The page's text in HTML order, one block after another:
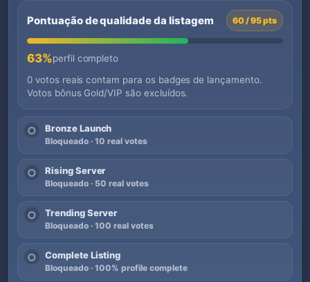
Pontuação de qualidade da listagem 60 / 95 pts
63%perfil completo
0 votos reais contam para os badges de lançamento.
Votos bônus Gold/VIP são excluídos.
○ Bronze Launch
Bloqueado · 10 real votes
○ Rising Server
Bloqueado · 50 real votes
○ Trending Server
Bloqueado · 100 real votes
○ Complete Listing
Bloqueado · 100% profile complete